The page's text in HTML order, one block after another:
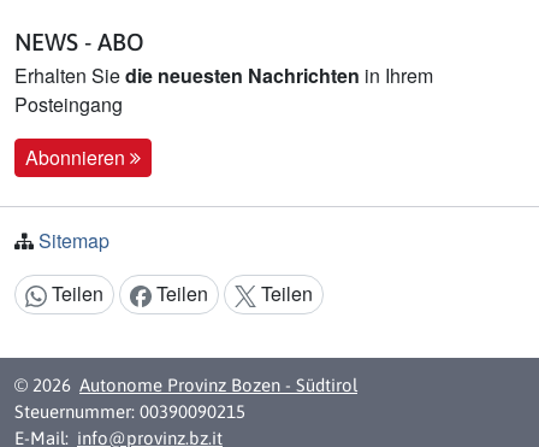
NEWS - ABO
Erhalten Siedie neuesten Nachrichten in Ihrem
Posteingang
Abonnieren
Sitemap
Inhalt teilen:
Teilen Teilen Teilen
© 2026 Autonome Provinz Bozen - Südtirol
Steuernummer: 00390090215
E-Mail: info@provinz.bz.it